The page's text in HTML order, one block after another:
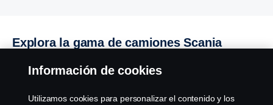
Explora la gama de camiones Scania
Información de cookies
Utilizamos cookies para personalizar el contenido y los